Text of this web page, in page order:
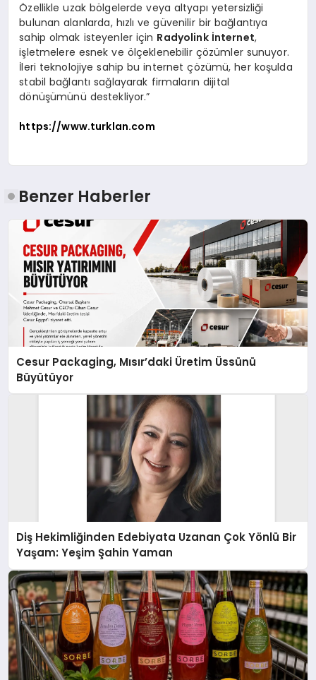
Özellikle uzak bölgelerde veya altyapı yetersizliği
bulunan alanlarda, hızlı ve güvenilir bir bağlantıya
sahip olmak isteyenler için Radyolink İnternet,
işletmelere esnek ve ölçeklenebilir çözümler sunuyor.
İleri teknolojiye sahip bu internet çözümü, her koşulda
stabil bağlantı sağlayarak firmaların dijital
dönüşümünü destekliyor.”
https://www.turklan.com
Benzer Haberler
Cesur Packaging, Mısır’daki Üretim Üssünü
Büyütüyor
Diş Hekimliğinden Edebiyata Uzanan Çok Yönlü Bir
Yaşam: Yeşim Şahin Yaman